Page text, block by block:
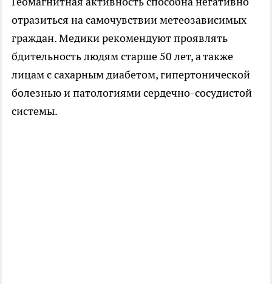
отразиться на самочувствии метеозависимых
граждан. Медики рекомендуют проявлять
бдительность людям старше 50 лет, а также
лицам с сахарным диабетом, гипертонической
болезнью и патологиями сердечно-сосудистой
системы.